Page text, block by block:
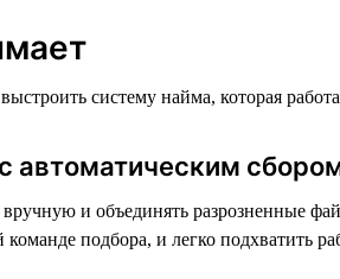
систему найма, которая
автоматическим
и объединять разрозненные
подбора, и легко подхватить